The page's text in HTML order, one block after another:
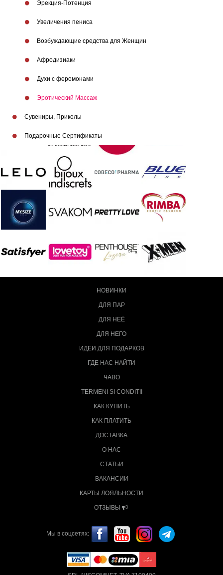
Эрекция-Потенция
Увеличения пениса
Возбуждающие средства для Женщин
Афродизиаки
Духи с феромонами
Эротический Массаж
Сувениры, Приколы
Подарочные Сертификаты
НОВИНКИ
ДЛЯ ПАР
ДЛЯ НЕЁ
ДЛЯ НЕГО
ИДЕИ ДЛЯ ПОДАРКОВ
ГДЕ НАС НАЙТИ
ЧАВО
TERMENI SI CONDITII
КАК КУПИТЬ
КАК ПЛАТИТЬ
ДОСТАВКА
О НАС
СТАТЬИ
ВАКАНСИИ
КАРТЫ ЛОЯЛЬНОСТИ
ОТЗЫВЫ
Мы в соцсетях: